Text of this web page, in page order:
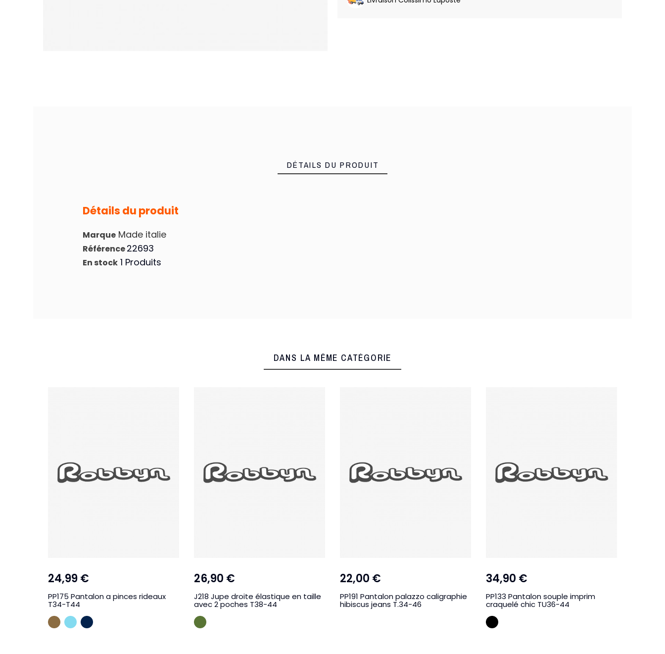
DÉTAILS DU PRODUIT
Détails du produit
Marque Made italie
Référence22693
En stock 1 Produits
DANS LA MÊME CATÉGORIE
24,99 €
PP175 Pantalon a pinces rideaux
T34-T44
TAUPEBLEU CIEL
MARINE
26,90 €
J218 Jupe droite élastique en taille
avec 2 poches T38-44
KAKI
22,00 €
PP191 Pantalon palazzo caligraphie
hibiscus jeans T.34-46
34,90 €
PP133 Pantalon souple imprim
craquelé chic TU36-44
NOIR